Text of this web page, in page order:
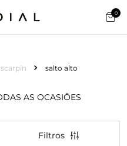
0
scarpin salto alto
AS OCASIÕES